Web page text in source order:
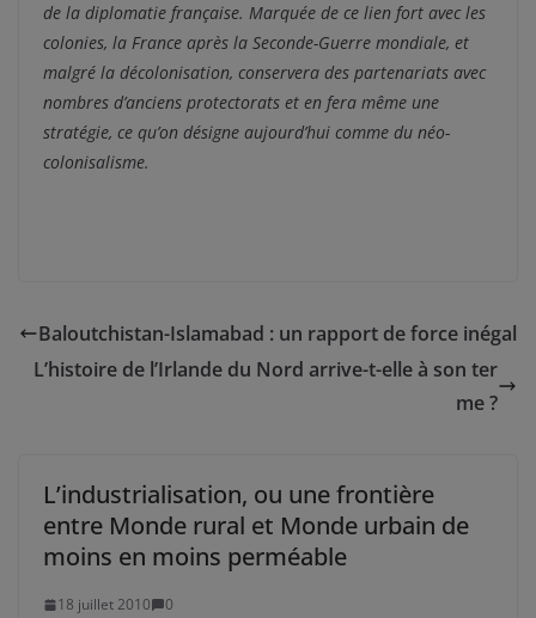
de la diplomatie française. Marquée de ce lien fort avec les
colonies, la France après la Seconde-Guerre mondiale, et
malgré la décolonisation, conservera des partenariats avec
nombres d’anciens protectorats et en fera même une
stratégie, ce qu’on désigne aujourd’hui comme du néo-
colonisalisme.
Baloutchistan-Islamabad : un rapport de force inégal
L’histoire de l’Irlande du Nord arrive-t-elle à son ter
me ?
L’industrialisation, ou une frontière
entre Monde rural et Monde urbain de
moins en moins perméable
18 juillet 2010 0